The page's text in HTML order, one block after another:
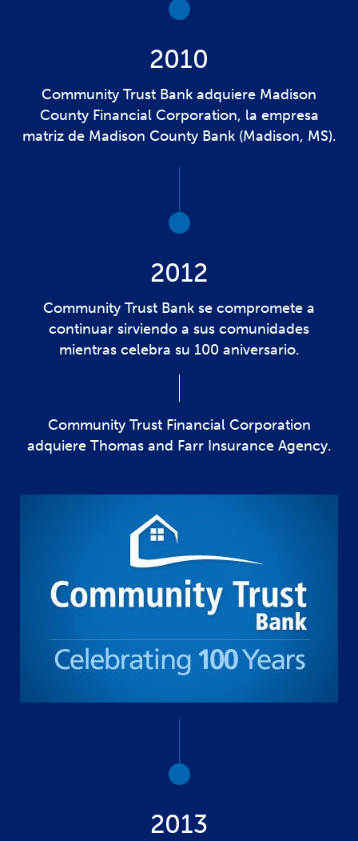
2010
Community Trust Bank adquiere Madison
County Financial Corporation, la empresa
matriz de Madison County Bank (Madison, MS).
2012
Community Trust Bank se compromete a
continuar sirviendo a sus comunidades
mientras celebra su 100 aniversario.
Community Trust Financial Corporation
adquiere Thomas and Farr Insurance Agency.
2013